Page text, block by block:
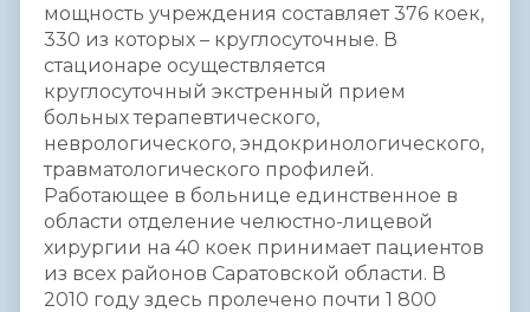
мощность учреждения составляет 376 коек,
330 из которых – круглосуточные. В
стационаре осуществляется
круглосуточный экстренный прием
больных терапевтического,
неврологического, эндокринологического,
травматологического профилей.
Работающее в больнице единственное в
области отделение челюстно-лицевой
хирургии на 40 коек принимает пациентов
из всех районов Саратовской области. В
2010 году здесь пролечено почти 1 800